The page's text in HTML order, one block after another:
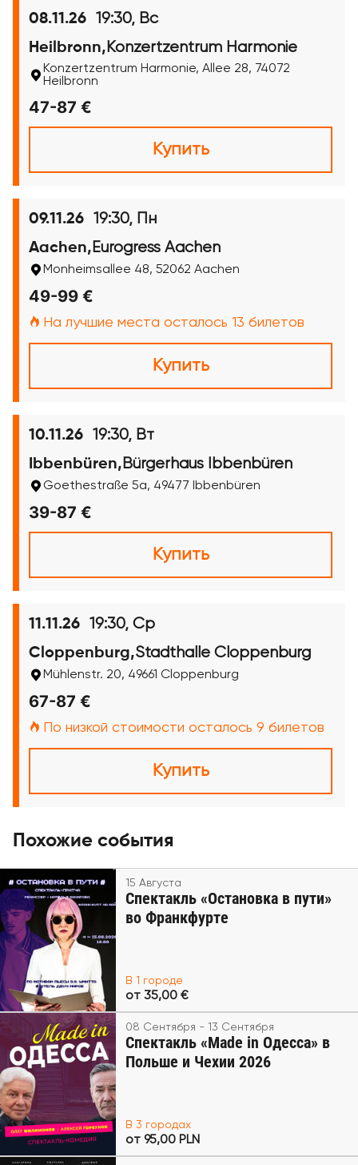
08.11.26 19:30, Вс
Heilbronn, Konzertzentrum Harmonie
Konzertzentrum Harmonie, Allee 28, 74072
Heilbronn
47-87 €
Купить
09.11.26 19:30, Пн
Aachen, Eurogress Aachen
Monheimsallee 48, 52062 Aachen
49-99 €
На лучшие места осталось 13 билетов
Купить
10.11.26 19:30, Вт
Ibbenbüren, Bürgerhaus Ibbenbüren
Goethestraße 5a, 49477 Ibbenbüren
39-87 €
Купить
11.11.26 19:30, Ср
Cloppenburg,Stadthalle Cloppenburg
Mühlenstr. 20, 49661 Cloppenburg
67-87 €
По низкой стоимости осталось 9 билетов
Купить
Похожие события
15 Августа
Спектакль «Остановка в пути»
во Франкфурте
В 1 городе
от 35,00 €
08 Сентября - 13 Сентября
Спектакль «Made in Одесса» в
Польше и Чехии 2026
В 3 городах
от 95,00 PLN